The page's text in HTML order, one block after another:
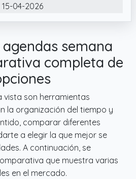
15-04-2026
semana
completa de
vista son herramientas
la organización del tiempo y
comparar diferentes
a elegir la que mejor se
A continuación, se
que muestra varias
en el mercado.